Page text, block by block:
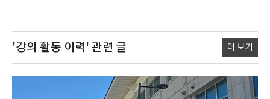
'강의 활동 이력' 관련 글 더 보기